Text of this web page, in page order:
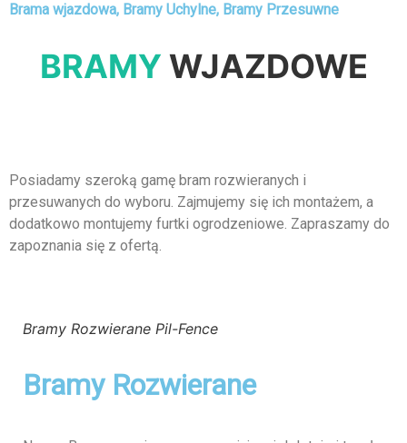
Brama wjazdowa, Bramy Uchylne, Bramy Przesuwne
BRAMY WJAZDOWE
Posiadamy szeroką gamę bram rozwieranych i
przesuwanych do wyboru. Zajmujemy się ich montażem, a
dodatkowo montujemy furtki ogrodzeniowe. Zapraszamy do
zapoznania się z ofertą.
Bramy Rozwierane Pil-Fence
Bramy Rozwierane